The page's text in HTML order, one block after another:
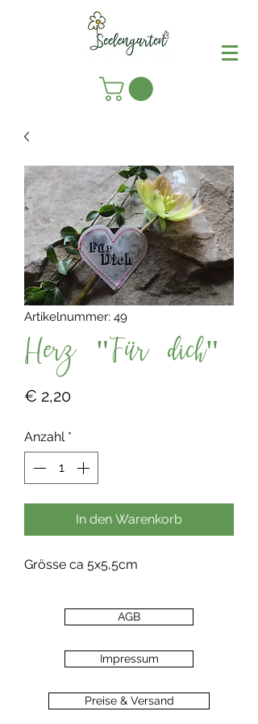
Artikelnummer: 49
Herz "Für dich"
€ 2,20Preis
Anzahl *
In den Warenkorb
Grösse ca 5x5,5cm
AGB
Impressum
Preise & Versand